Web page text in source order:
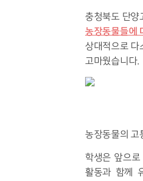
충청북도 단양
농장동물들에
상대적으로 다
고마웠습니다.
농장동물의 고
학생은 앞으
활동과 함께